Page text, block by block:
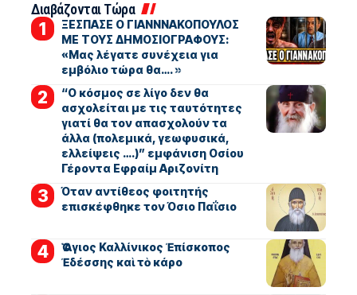
Διαβάζονται Τώρα
ΞΕΣΠΑΣΕ Ο ΓΙΑΝΝΝΑΚΟΠΟΥΛΟΣ
ΜΕ ΤΟΥΣ ΔΗΜΟΣΙΟΓΡΑΦΟΥΣ:
«Μας λέγατε συνέχεια για
εμβόλιο τώρα θα…. »
“Ο κόσμος σε λίγο δεν θα
ασχολείται με τις ταυτότητες
γιατί θα τον απασχολούν τα
άλλα (πολεμικά, γεωφυσικά,
ελλείψεις ….)” εμφάνιση Οσίου
Γέροντα Εφραίμ Αριζονίτη
Όταν αντίθεος φοιτητής
επισκέφθηκε τον Όσιο Παΐσιο
Ὁ Ἅγιος Καλλίνικος Ἐπίσκοπος
Ἐδέσσης καὶ τὸ κάρο